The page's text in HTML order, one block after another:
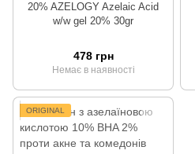
20% AZELOGY Azelaic Acid
w/w gel 20% 30gr
478 грн
Немає в наявності
ORIGINAL